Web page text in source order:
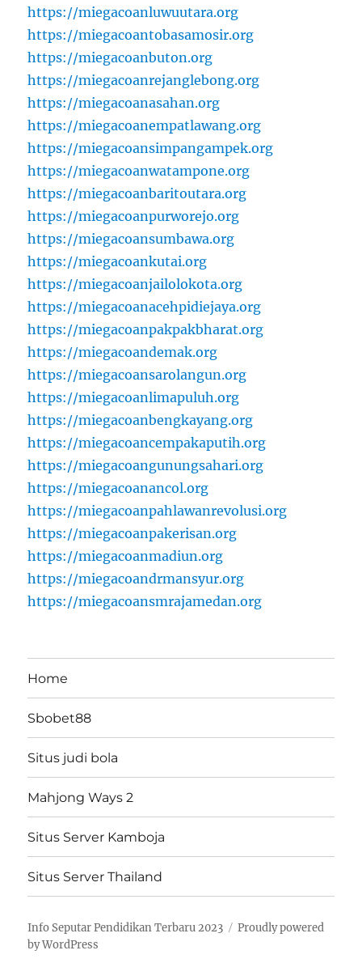
https://miegacoanluwuutara.org
https://miegacoantobasamosir.org
https://miegacoanbuton.org
https://miegacoanrejanglebong.org
https://miegacoanasahan.org
https://miegacoanempatlawang.org
https://miegacoansimpangampek.org
https://miegacoanwatampone.org
https://miegacoanbaritoutara.org
https://miegacoanpurworejo.org
https://miegacoansumbawa.org
https://miegacoankutai.org
https://miegacoanjailolokota.org
https://miegacoanacehpidiejaya.org
https://miegacoanpakpakbharat.org
https://miegacoandemak.org
https://miegacoansarolangun.org
https://miegacoanlimapuluh.org
https://miegacoanbengkayang.org
https://miegacoancempakaputih.org
https://miegacoangunungsahari.org
https://miegacoanancol.org
https://miegacoanpahlawanrevolusi.org
https://miegacoanpakerisan.org
https://miegacoanmadiun.org
https://miegacoandrmansyur.org
https://miegacoansmrajamedan.org
Home
Sbobet88
Situs judi bola
Mahjong Ways 2
Situs Server Kamboja
Situs Server Thailand
Info Seputar Pendidikan Terbaru 2023
Proudly powered
by WordPress